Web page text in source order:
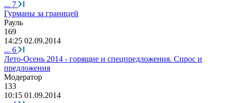
... 7
Гурманы за границей
Рауль
169
14:25 02.09.2014
... 6
Лето-Осень 2014 - горящие и спецпредложения. Спрос и
предложения
Модератор
133
10:15 01.09.2014